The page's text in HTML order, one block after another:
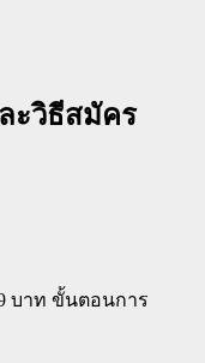
ะวิธีสมัคร
บาท ขั้นตอนการ